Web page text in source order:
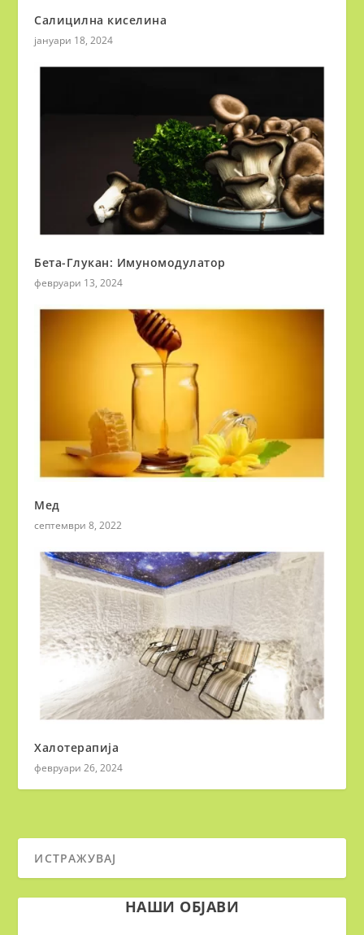
Салицилна киселина
јануари 18, 2024
Бета-Глукан: Имуномодулатор
февруари 13, 2024
Мед
септември 8, 2022
Халотерапија
февруари 26, 2024
НАШИ ОБЈАВИ